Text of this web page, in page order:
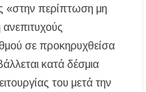
«στην περίπτωση μη
σε προκηρυχθείσα
κατά δέσμια
του μετά την